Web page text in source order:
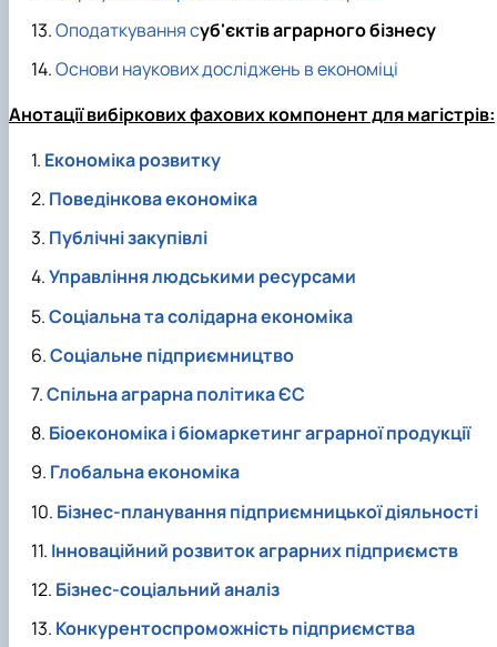
Оподаткування суб'єктів аграрного бізнесу
Основи наукових досліджень в економіці
Анотації вибіркових фахових компонент для магістрів:
Економіка розвитку
Поведінкова економіка
Публічні закупівлі
Управління людськими ресурсами
Соціальна та солідарна економіка
Соціальне підприємництво
Спільна аграрна політика ЄС
Біоекономіка і біомаркетинг аграрної продукції
Глобальна економіка
Бізнес-планування підприємницької діяльності
Інноваційний розвиток аграрних підприємств
Бізнес-соціальний аналіз
Конкурентоспроможність підприємства